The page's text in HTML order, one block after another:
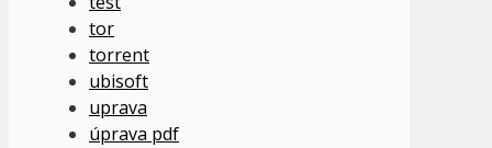
tor
torrent
ubisoft
uprava
úprava pdf